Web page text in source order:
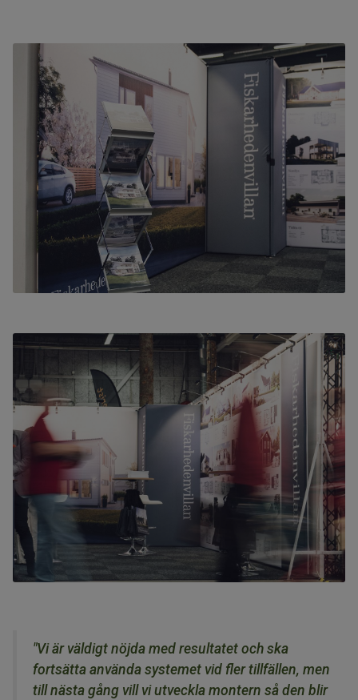
"Vi är väldigt nöjda med resultatet och ska
fortsätta använda systemet vid fler tillfällen, men
till nästa gång vill vi utveckla montern så den blir